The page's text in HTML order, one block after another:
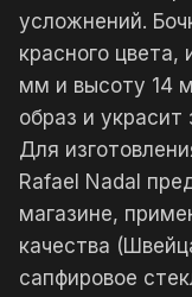
усложнений.
красного
мм и высоту 14
образ и украсит
Для
Rafael Nadal
магазине,
качества
сапфировое